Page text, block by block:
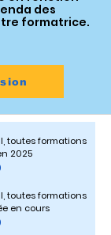
des
formatrice.
toutes formations
2025
toutes formations
en cours